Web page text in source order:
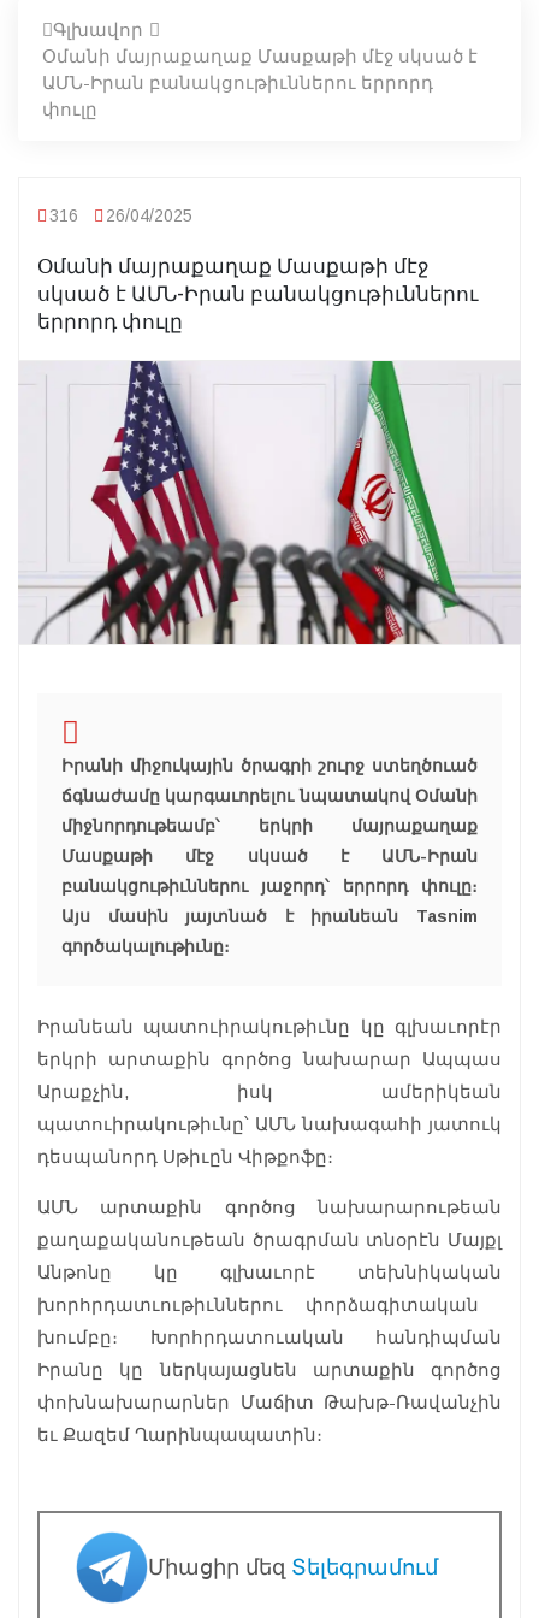
Գլխավոր
Օմանի մայրաքաղաք Մասքաթի մէջ սկսած է
ԱՄՆ-Իրան բանակցութիւններու երրորդ
փուլը
316 26/04/2025
Օմանի մայրաքաղաք Մասքաթի մէջ
սկսած է ԱՄՆ-Իրան բանակցութիւններու
երրորդ փուլը
Իրանի միջուկային ծրագրի շուրջ ստեղծուած
ճգնաժամը կարգաւորելու նպատակով Օմանի
միջնորդութեամբ՝ երկրի մայրաքաղաք
Մասքաթի մէջ սկսած է ԱՄՆ-Իրան
բանակցութիւններու յաջորդ՝ երրորդ փուլը։
Այս մասին յայտնած է իրանեան Tasnim
գործակալութիւնը։
Իրանեան պատուիրակութիւնը կը գլխաւորէր
երկրի արտաքին գործոց նախարար Ապպաս
Արաքչին, իսկ ամերիկեան
պատուիրակութիւնը՝ ԱՄՆ նախագահի յատուկ
դեսպանորդ Սթիւըն Վիթքոֆը։
ԱՄՆ արտաքին գործոց նախարարութեան
քաղաքականութեան ծրագրման տնօրէն Մայքլ
Անթոնը կը գլխաւորէ տեխնիկական
խորհրդատւութիւններու փորձագիտական ​​
խումբը։ Խորհրդատուական հանդիպման
Իրանը կը ներկայացնեն արտաքին գործոց
փոխնախարարներ Մաճիտ Թախթ-Ռավանչին
եւ Քազեմ Ղարինպապատին։
Միացիր մեզ Տելեգրամում